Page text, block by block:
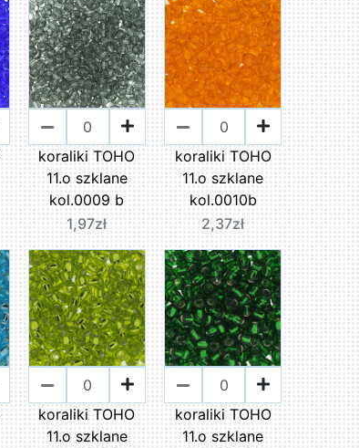
koraliki TOHO
11.o szklane
kol.0009 b
1,97zł
koraliki TOHO
11.o szklane
kol.0010b
2,37zł
koraliki TOHO
11.o szklane
koraliki TOHO
11.o szklane